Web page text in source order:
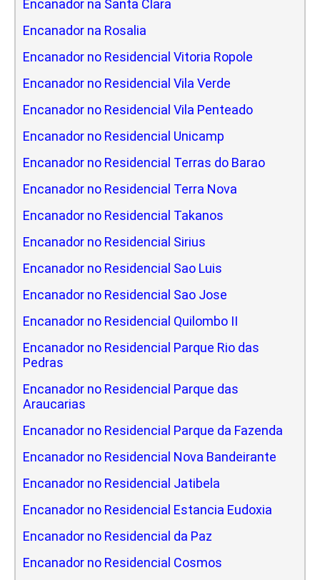
Encanador na Santa Clara
Encanador na Rosalia
Encanador no Residencial Vitoria Ropole
Encanador no Residencial Vila Verde
Encanador no Residencial Vila Penteado
Encanador no Residencial Unicamp
Encanador no Residencial Terras do Barao
Encanador no Residencial Terra Nova
Encanador no Residencial Takanos
Encanador no Residencial Sirius
Encanador no Residencial Sao Luis
Encanador no Residencial Sao Jose
Encanador no Residencial Quilombo II
Encanador no Residencial Parque Rio das
Pedras
Encanador no Residencial Parque das
Araucarias
Encanador no Residencial Parque da Fazenda
Encanador no Residencial Nova Bandeirante
Encanador no Residencial Jatibela
Encanador no Residencial Estancia Eudoxia
Encanador no Residencial da Paz
Encanador no Residencial Cosmos